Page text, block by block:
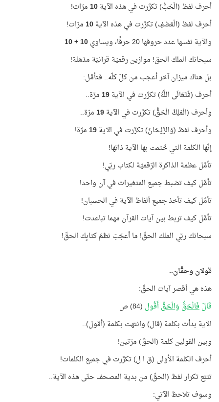
أحرف لفظ (الْحَبُّ) تكرَّرت في هذه الآية10مرّات!
أحرف لفظ (الْعَصْفِ) تكرَّرت في هذه الآية10مرّات!
والآية نفسها عدد حروفها 20 حرفًا، ويساوي
10 + 10
سبحانك الملك الحق! موازين رقميّة قرآنيّة مذهلة!
بل هناك ميزان آخر أعجب من كلّ كلّه.. فتأمَّل:
أحرف (فَتَعَالَى اللَّهُ) تكرَّرت في الآية19مرّة..
وأحرف (الْمَلِكُ الْحَقُّ) تكرَّرت في الآية19مرّة..
وأحرف لفظ (وَالرَّيْحَانُ) تكرَّرت في الآية19مرّة!
إنّها الكلمة التي خُتمت بها الآية ذاتها!
تأمَّل عظمة الذاكرة الرّقميّة لكتاب ربّي!
تأمَّل كيف تضبط جميع المتغيرات في آن واحد!
تأمَّل كيف تأخذ جميع ألفاظ الآية في الحسبان!
تأمَّل كيف تربط بين آيات القرآن مهما تباعدت!
سبحانك ربّي الملك الحقّ! ما أعجَبَ نظمَ كتابِك الحقّ!
قولان وحقَّان..
هذه هي أقصر آيات الحقّ:
قَالَفَالْحَقُّ وَالْحَقَّأَقُول (84) ص
الآية بدأت بكلمة (قال) وانتهت بكلمة (أقول)..
وبين القولين كلمة (الحقّ) مرّتين!
أحرف الكلمة الأولى (ق ا ل) تكرَّرت في جميع الكلمات!
تتبّع تكرار لفظ (الحقّ) من بدية المصحف حتّى هذه الآية..
وسوف تلاحظ الآتي: